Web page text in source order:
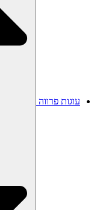
עוגות פרווה